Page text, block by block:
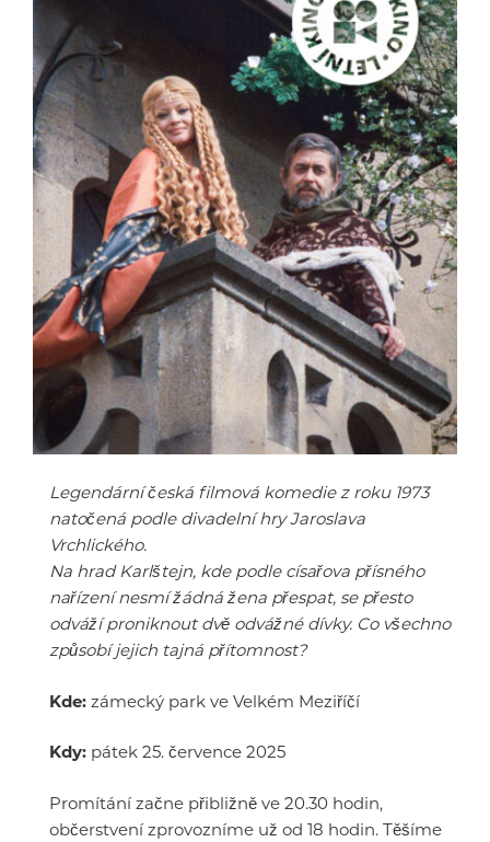
Legendární česká filmová komedie z roku 1973
natočená podle divadelní hry Jaroslava
Vrchlického.
Na hrad Karlštejn, kde podle císařova přísného
nařízení nesmí žádná žena přespat, se přesto
odváží proniknout dvě odvážné dívky. Co všechno
způsobí jejich tajná přítomnost?
Kde: zámecký park ve Velkém Meziříčí
Kdy: pátek 25. července 2025
Promítání začne přibližně ve 20.30 hodin,
občerstvení zprovozníme už od 18 hodin. Těšíme